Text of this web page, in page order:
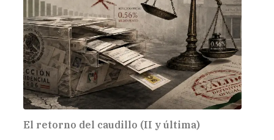
El retorno del caudillo (II y última)